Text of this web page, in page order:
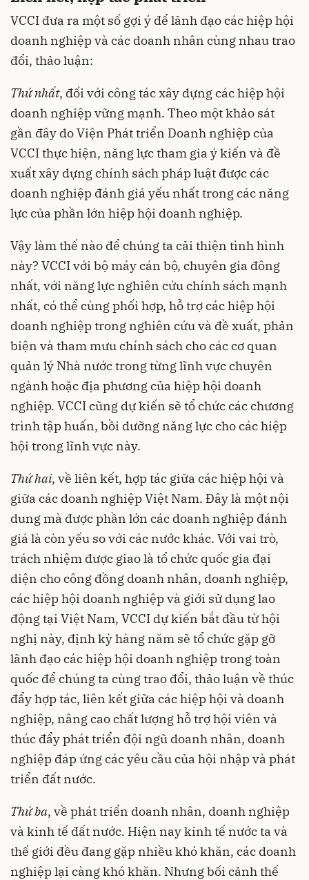
VCCI đưa ra một số gợi ý để lãnh đạo các hiệp hội
doanh nghiệp và các doanh nhân cùng nhau trao
đổi, thảo luận:
Thứ nhất, đối với công tác xây dựng các hiệp hội
doanh nghiệp vững mạnh. Theo một khảo sát
gần đây do Viện Phát triển Doanh nghiệp của
VCCI thực hiện, năng lực tham gia ý kiến và đề
xuất xây dựng chính sách pháp luật được các
doanh nghiệp đánh giá yếu nhất trong các năng
lực của phần lớn hiệp hội doanh nghiệp.
Vậy làm thế nào để chúng ta cải thiện tình hình
này? VCCI với bộ máy cán bộ, chuyên gia đông
nhất, với năng lực nghiên cứu chính sách mạnh
nhất, có thể cùng phối hợp, hỗ trợ các hiệp hội
doanh nghiệp trong nghiên cứu và đề xuất, phản
biện và tham mưu chính sách cho các cơ quan
quản lý Nhà nước trong từng lĩnh vực chuyên
ngành hoặc địa phương của hiệp hội doanh
nghiệp. VCCI cũng dự kiến sẽ tổ chức các chương
trình tập huấn, bồi dưỡng năng lực cho các hiệp
hội trong lĩnh vực này.
Thứ hai, về liên kết, hợp tác giữa các hiệp hội và
giữa các doanh nghiệp Việt Nam. Đây là một nội
dung mà được phần lớn các doanh nghiệp đánh
giá là còn yếu so với các nước khác. Với vai trò,
trách nhiệm được giao là tổ chức quốc gia đại
diện cho công đồng doanh nhân, doanh nghiệp,
các hiệp hội doanh nghiệp và giới sử dụng lao
động tại Việt Nam, VCCI dự kiến bắt đầu từ hội
nghị này, định kỳ hàng năm sẽ tổ chức gặp gỡ
lãnh đạo các hiệp hội doanh nghiệp trong toàn
quốc để chúng ta cùng trao đổi, thảo luận về thúc
đẩy hợp tác, liên kết giữa các hiệp hội và doanh
nghiệp, nâng cao chất lượng hỗ trợ hội viên và
thúc đẩy phát triển đội ngũ doanh nhân, doanh
nghiệp đáp ứng các yêu cầu của hội nhập và phát
triển đất nước.
Thứ ba, về phát triển doanh nhân, doanh nghiệp
và kinh tế đất nước. Hiện nay kinh tế nước ta và
thế giới đều đang gặp nhiều khó khăn, các doanh
nghiệp lại càng khó khăn. Nhưng bối cảnh thế